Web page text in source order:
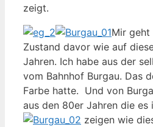
zeigt.
Mir geht
Zustand davor wie auf
Jahren. Ich habe aus der
vom Bahnhof Burgau. Das
Farbe hatte. Und von
aus den 80er Jahren die es
zeigen wie